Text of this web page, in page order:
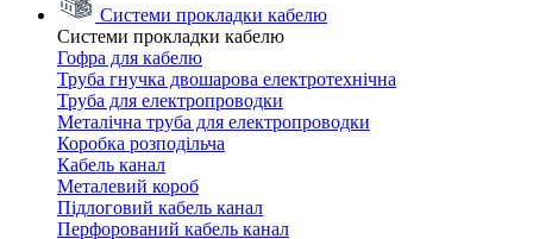
Системи прокладки кабелю
Системи прокладки кабелю
Гофра для кабелю
Труба гнучка двошарова електротехнічна
Труба для електропроводки
Металічна труба для електропроводки
Коробка розподільча
Кабель канал
Металевий короб
Підлоговий кабель канал
Перфорований кабель канал